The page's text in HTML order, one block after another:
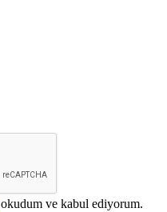
okudum ve kabul ediyorum.